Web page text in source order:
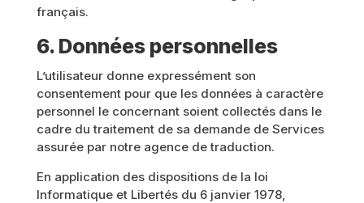
français.
6. Données personnelles
L’utilisateur donne expressément son
consentement pour que les données à caractère
personnel le concernant soient collectés dans le
cadre du traitement de sa demande de Services
assurée par notre agence de traduction.
En application des dispositions de la loi
Informatique et Libertés du 6 janvier 1978,